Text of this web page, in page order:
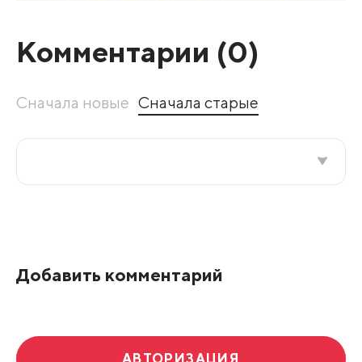
Комментарии (0)
Сначала новые Сначала старые
Добавить комментарий